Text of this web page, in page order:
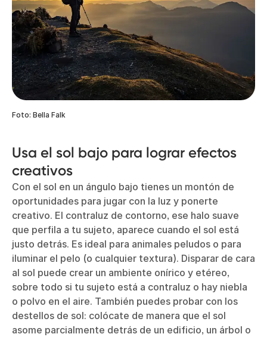
Foto: Bella Falk
Usa el sol bajo para lograr efectos
creativos
Con el sol en un ángulo bajo tienes un montón de
oportunidades para jugar con la luz y ponerte
creativo. El contraluz de contorno, ese halo suave
que perfila a tu sujeto, aparece cuando el sol está
justo detrás. Es ideal para animales peludos o para
iluminar el pelo (o cualquier textura). Disparar de cara
al sol puede crear un ambiente onírico y etéreo,
sobre todo si tu sujeto está a contraluz o hay niebla
o polvo en el aire. También puedes probar con los
destellos de sol: colócate de manera que el sol
asome parcialmente detrás de un edificio, un árbol o